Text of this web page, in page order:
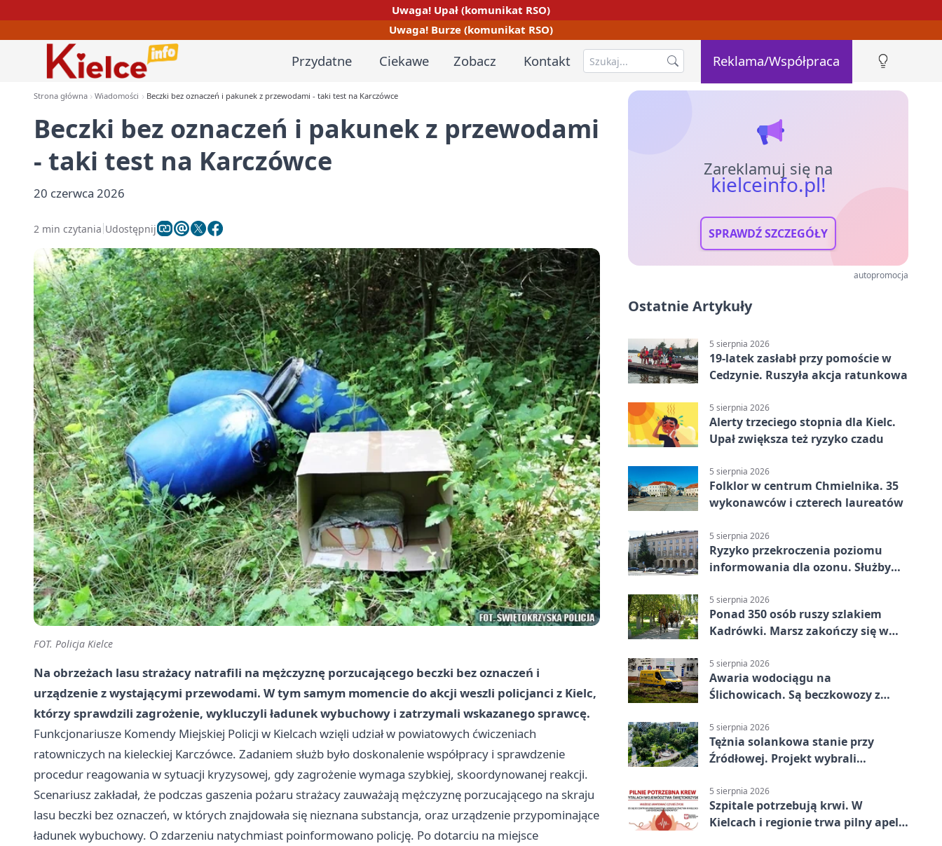
Uwaga! Upał (komunikat RSO)
Uwaga! Burze (komunikat RSO)
Przydatne Ciekawe Zobacz Kontakt Reklama/Współpraca
Strona główna Wiadomości Beczki bez oznaczeń i pakunek z przewodami - taki test na Karczówce
Beczki bez oznaczeń i pakunek z przewodami
- taki test na Karczówce
20 czerwca 2026
2 min czytania Udostępnij
FOT. Policja Kielce
Na obrzeżach lasu strażacy natrafili na mężczyznę porzucającego beczki bez oznaczeń i
urządzenie z wystającymi przewodami. W tym samym momencie do akcji weszli policjanci z Kielc,
którzy sprawdzili zagrożenie, wykluczyli ładunek wybuchowy i zatrzymali wskazanego sprawcę.
Funkcjonariusze Komendy Miejskiej Policji w Kielcach wzięli udział w powiatowych ćwiczeniach
ratowniczych na kieleckiej Karczówce. Zadaniem służb było doskonalenie współpracy i sprawdzenie
procedur reagowania w sytuacji kryzysowej, gdy zagrożenie wymaga szybkiej, skoordynowanej reakcji.
Scenariusz zakładał, że podczas gaszenia pożaru strażacy zauważają mężczyznę porzucającego na skraju
lasu beczki bez oznaczeń, w których znajdowała się nieznana substancja, oraz urządzenie przypominające
ładunek wybuchowy. O zdarzeniu natychmiast poinformowano policję. Po dotarciu na miejsce
Zareklamuj się na
kielceinfo.pl!
SPRAWDŹ SZCZEGÓŁY
autopromocja
Ostatnie Artykuły
5 sierpnia 2026
19-latek zasłabł przy pomoście w
Cedzynie. Ruszyła akcja ratunkowa
5 sierpnia 2026
Alerty trzeciego stopnia dla Kielc.
Upał zwiększa też ryzyko czadu
5 sierpnia 2026
Folklor w centrum Chmielnika. 35
wykonawców i czterech laureatów
5 sierpnia 2026
Ryzyko przekroczenia poziomu
informowania dla ozonu. Służby
5 sierpnia 2026
Ponad 350 osób ruszy szlakiem
Kadrówki. Marsz zakończy się w
5 sierpnia 2026
Awaria wodociągu na
Ślichowicach. Są beczkowozy z
5 sierpnia 2026
Tężnia solankowa stanie przy
Źródłowej. Projekt wybrali
5 sierpnia 2026
Szpitale potrzebują krwi. W
Kielcach i regionie trwa pilny apel